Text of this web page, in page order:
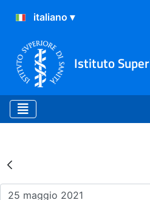
Istituto
Risultati della